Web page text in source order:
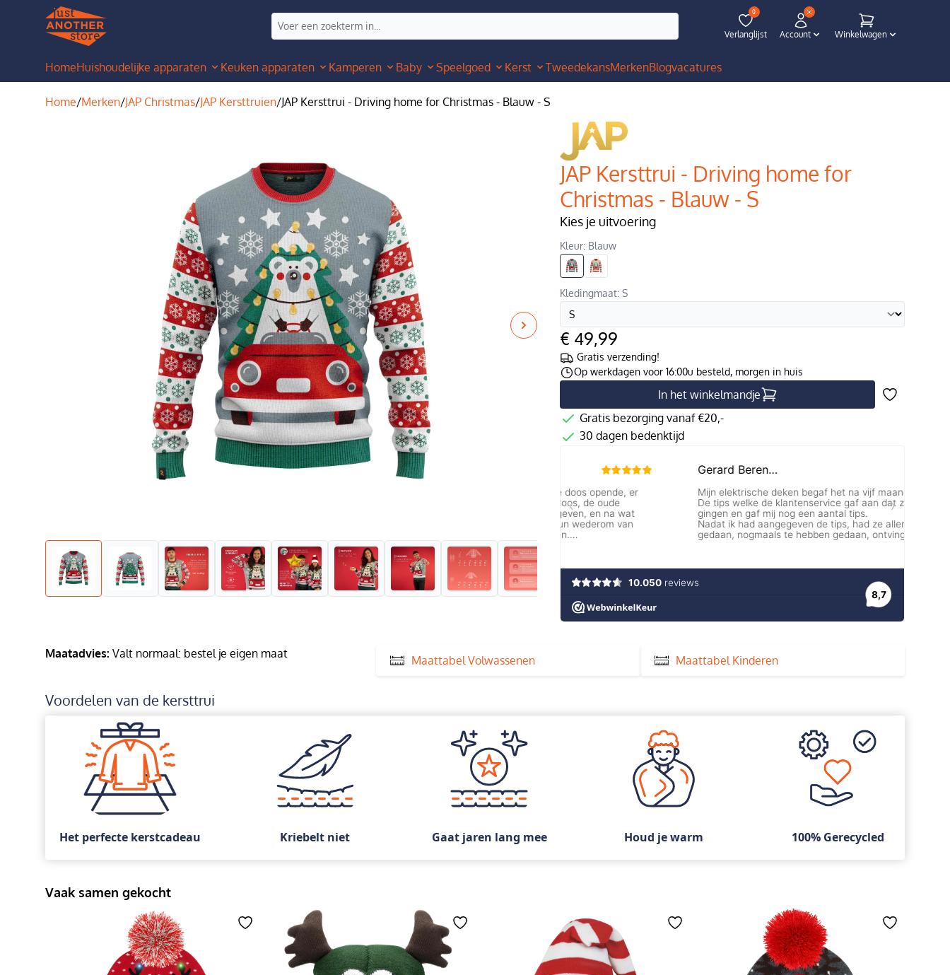
0
Verlanglijst Account Winkelwagen
HomeHuishoudelijke apparaten Keuken apparaten Kamperen Baby Speelgoed Kerst TweedekansMerkenBlogvacatures
Home/Merken/JAP Christmas/JAP Kersttruien/JAP Kersttrui - Driving home for Christmas - Blauw - S
JAP Kersttrui - Driving home for
Christmas - Blauw - S
Kies je uitvoering
Kleur: Blauw
Kledingmaat: S
€ 49,99
Gratis verzending!
Op werkdagen voor 16:00u besteld, morgen in huis
In het winkelmandje
Gratis bezorging vanaf €20,-
30 dagen bedenktijd
Maatadvies: Valt normaal: bestel je eigen maat Maattabel Volwassenen Maattabel Kinderen
Voordelen van de kersttrui
Het perfecte kerstcadeau Kriebelt niet Gaat jaren lang mee Houd je warm 100% Gerecycled
Vaak samen gekocht